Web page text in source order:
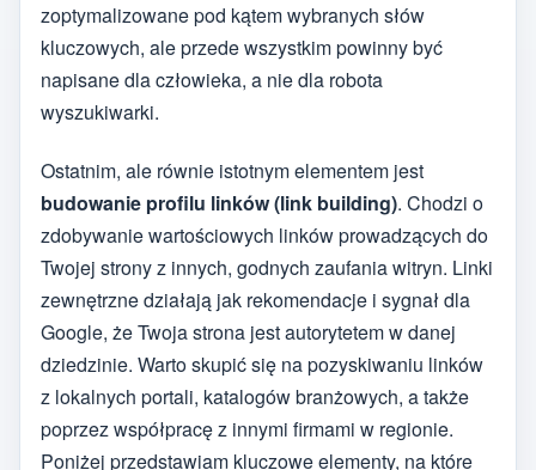
zoptymalizowane pod kątem wybranych słów
kluczowych, ale przede wszystkim powinny być
napisane dla człowieka, a nie dla robota
wyszukiwarki.
Ostatnim, ale równie istotnym elementem jest
budowanie profilu linków (link building). Chodzi o
zdobywanie wartościowych linków prowadzących do
Twojej strony z innych, godnych zaufania witryn. Linki
zewnętrzne działają jak rekomendacje i sygnał dla
Google, że Twoja strona jest autorytetem w danej
dziedzinie. Warto skupić się na pozyskiwaniu linków
z lokalnych portali, katalogów branżowych, a także
poprzez współpracę z innymi firmami w regionie.
Poniżej przedstawiam kluczowe elementy, na które